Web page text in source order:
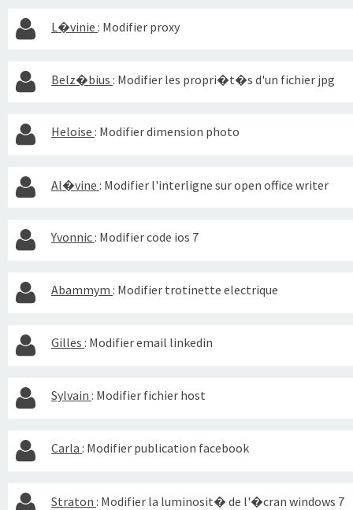
L�vinie : Modifier proxy
Belz�bius : Modifier les propri�t�s d'un fichier jpg
Heloise : Modifier dimension photo
Al�vine : Modifier l'interligne sur open office writer
Yvonnic: Modifier code ios 7
Abammym : Modifier trotinette electrique
Gilles : Modifier email linkedin
Sylvain : Modifier fichier host
Carla : Modifier publication facebook
Straton : Modifier la luminosit� de l'�cran windows 7